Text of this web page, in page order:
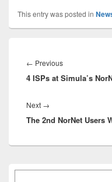
This entry was posted in
← PreviousPrevious
post:
4 ISPs at Simula’s
Next →
post:
The 2nd NorNet Users
Primary